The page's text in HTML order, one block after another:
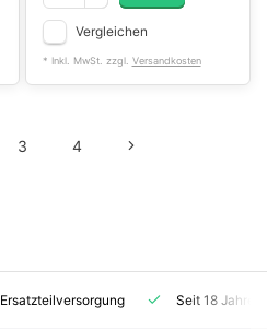
Vergleichen
* Inkl. MwSt. zzgl. Versandkosten
3 4
Ersatzteilversorgung Seit 18